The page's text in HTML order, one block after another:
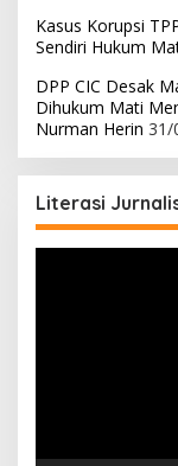
Kasus Korupsi
Sendiri Hukum
DPP CIC Desak
Dihukum Mati
Nurman Herin 31/
Literasi